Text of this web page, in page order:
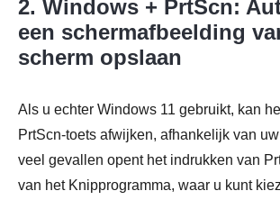
2. Windows + PrtScn:
een schermafbeelding
scherm opslaan
Als u echter Windows 11 gebruikt, kan
PrtScn-toets afwijken, afhankelijk van
veel gevallen opent het indrukken van
van het Knipprogramma, waar u kunt